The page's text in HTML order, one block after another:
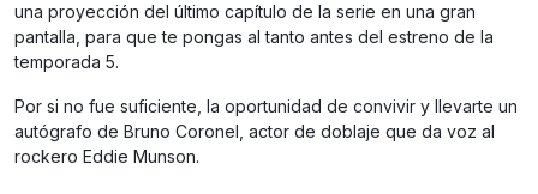
una proyección del último capítulo de la serie en una gran
pantalla, para que te pongas al tanto antes del estreno de la
temporada 5.
Por si no fue suficiente, la oportunidad de convivir y llevarte un
autógrafo de Bruno Coronel, actor de doblaje que da voz al
rockero Eddie Munson.